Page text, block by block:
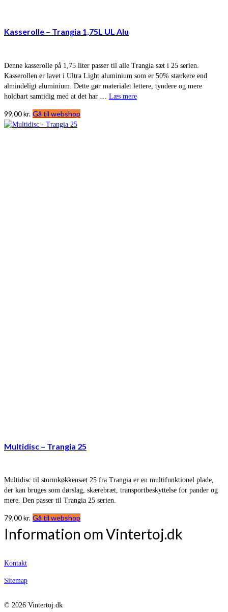
Kasserolle – Trangia 1,75L UL Alu
Denne kasserolle på 1,75 liter passer til alle Trangia sæt i 25 serien.
Kasserollen er lavet i Ultra Light aluminium som er 50% stærkere end
almindeligt aluminium. Dette gør materialet lettere, tyndere og mere
holdbart samtidig med at det har … Læs mere
99,00kr. Gå til webshop
Multidisc – Trangia 25
Multidisc til stormkøkkensæt 25 fra Trangia er en multifunktionel plade,
der kan bruges som dørslag, skærebræt, transportbeskyttelse for pander og
mere. Den passer til Trangia 25 serien.
79,00kr. Gå til webshop
Information om Vintertoj.dk
Kontakt
Sitemap
© 2026 Vintertoj.dk